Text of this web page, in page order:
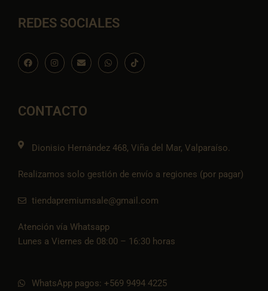
REDES SOCIALES
F
a
c
o
k
I
n
s
r
a
E
n
v
p
e
W
h
a
I
c
o
CONTACTO
Dionisio Hernández 468, Viña del Mar, Valparaíso.
Realizamos solo gestión de envío a regiones (por pagar)
tiendapremiumsale@gmail.com
Atención vía Whatsapp
Lunes a Viernes de 08:00 – 16:30 horas
WhatsApp pagos: +569 9494 4225